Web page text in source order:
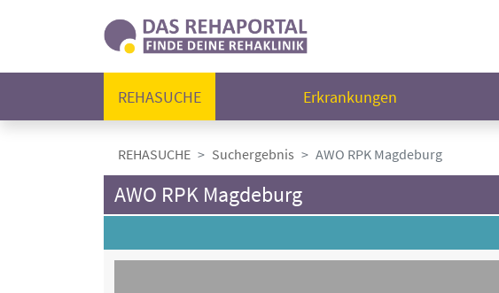
REHASUCHE Erkrankungen
REHASUCHE Suchergebnis AWO RPK Magdeburg
AWO RPK Magdeburg